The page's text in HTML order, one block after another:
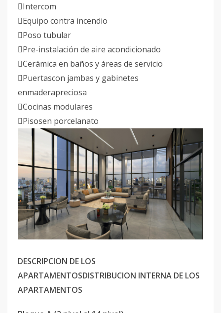
Intercom
Equipo contra incendio
Poso tubular
Pre-instalación de aire acondicionado
Cerámica en baños y áreas de servicio
Puertascon jambas y gabinetes
enmaderapreciosa
Cocinas modulares
Pisosen porcelanato
DESCRIPCION DE LOS
APARTAMENTOSDISTRIBUCION INTERNA DE LOS
APARTAMENTOS